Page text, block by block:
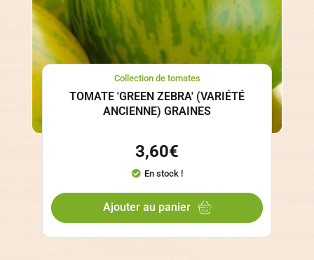
Collection de tomates
TOMATE 'GREEN ZEBRA' (VARIÉTÉ
ANCIENNE) GRAINES
3,60€
En stock !
Ajouter au panier